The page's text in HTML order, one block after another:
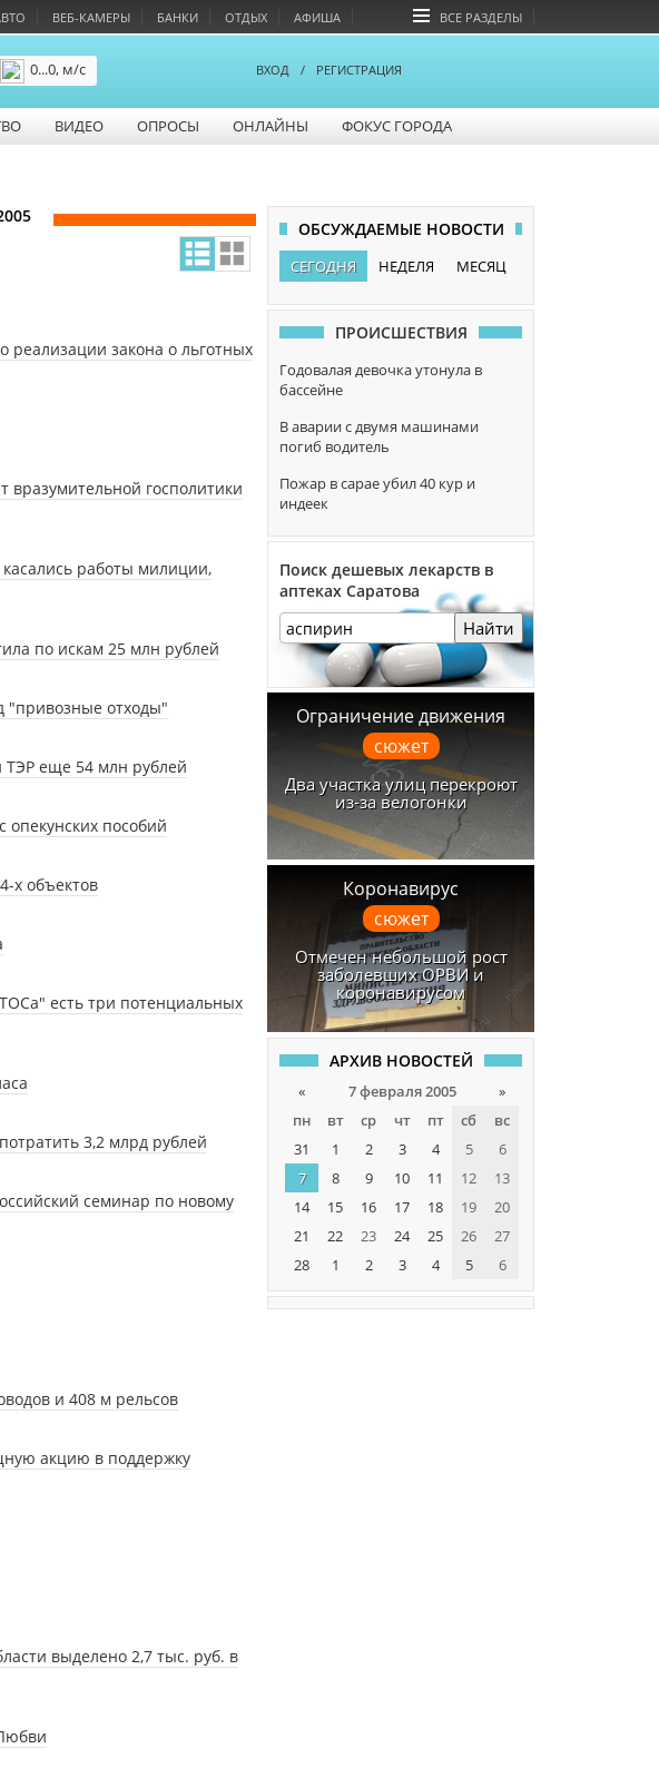
ВЕБ-КАМЕРЫ БАНКИ ОТДЫХ АФИША ВСЕ РАЗДЕЛЫ
0...0, м/с
ВХОД / РЕГИСТРАЦИЯ
ВИДЕО ОПРОСЫ ОНЛАЙНЫ ФОКУС ГОРОДА
закона о льготных
вразумительной госполитики
работы милиции,
по искам 25 млн рублей
"привозные отходы"
ТЭР еще 54 млн рублей
опекунских пособий
х объектов
есть три потенциальных
3,2 млрд рублей
семинар по новому
и 408 м рельсов
акцию в поддержку
выделено 2,7 тыс. руб. в
ОБСУЖДАЕМЫЕ НОВОСТИ
СЕГОДНЯ НЕДЕЛЯ МЕСЯЦ
ПРОИСШЕСТВИЯ
Годовалая девочка утонула в
бассейне
В аварии с двумя машинами
погиб водитель
Пожар в сарае убил 40 кур и
индеек
Поиск дешевых лекарств в
аптеках Саратова
Найти
Ограничение движения
сюжет
Два участка улиц перекроют
из-за велогонки
Коронавирус
сюжет
Отмечен небольшой рост
заболевших ОРВИ и
коронавирусом
АРХИВ НОВОСТЕЙ
« 7 февраля 2005
»
пн
вт ср чт пт сб
вс
31
1 2 3 4 5
6
7
8 9 10 11 12
13
14
15 16 17 18 19
20
21
22 23 24 25 26
27
28
1 2 3 4 5 6